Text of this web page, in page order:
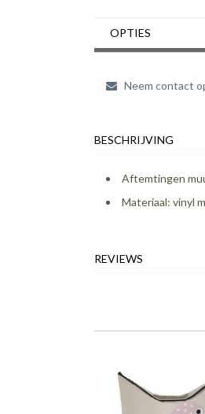
OPTIES
Neem contact
BESCHRIJVING
Aftemtingen
Materiaal: vinyl
REVIEWS